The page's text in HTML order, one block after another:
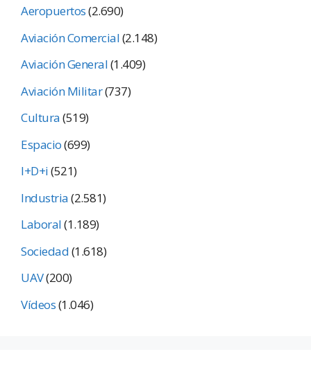
Aeropuertos(2.690)
Aviación Comercial(2.148)
Aviación General(1.409)
Aviación Militar(737)
Cultura(519)
Espacio(699)
I+D+i(521)
Industria(2.581)
Laboral(1.189)
Sociedad(1.618)
UAV(200)
Vídeos(1.046)